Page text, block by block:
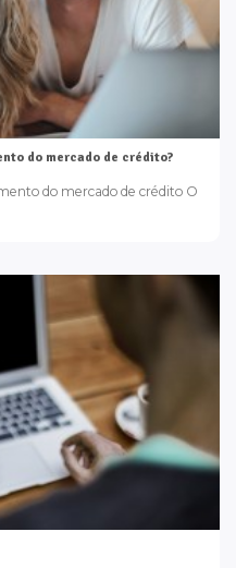
do mercado de crédito?
do mercado de crédito O